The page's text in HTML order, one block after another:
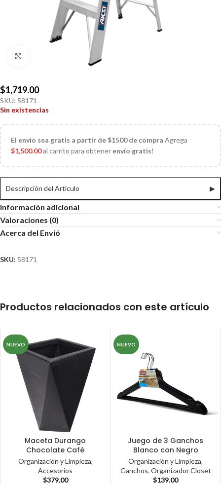
$1,719.00
SKU: 58171
Sin existencias
El envío sea gratis a partir de $1500 de compra Agrega
$1,500.00al carrito para obtener envío gratis!
Descripción del Articulo ▶
Información adicional
Valoraciones (0)
Acerca del Envió
SKU: 58171
Productos relacionados con este artículo
NUEVO
Maceta Durango
Chocolate Café
Organización y Limpieza,
Accesorios
$379.00
NUEVO
Juego de 3 Ganchos
Blanco con Negro
Organización y Limpieza,
Ganchos, Organizador Closet
$139.00